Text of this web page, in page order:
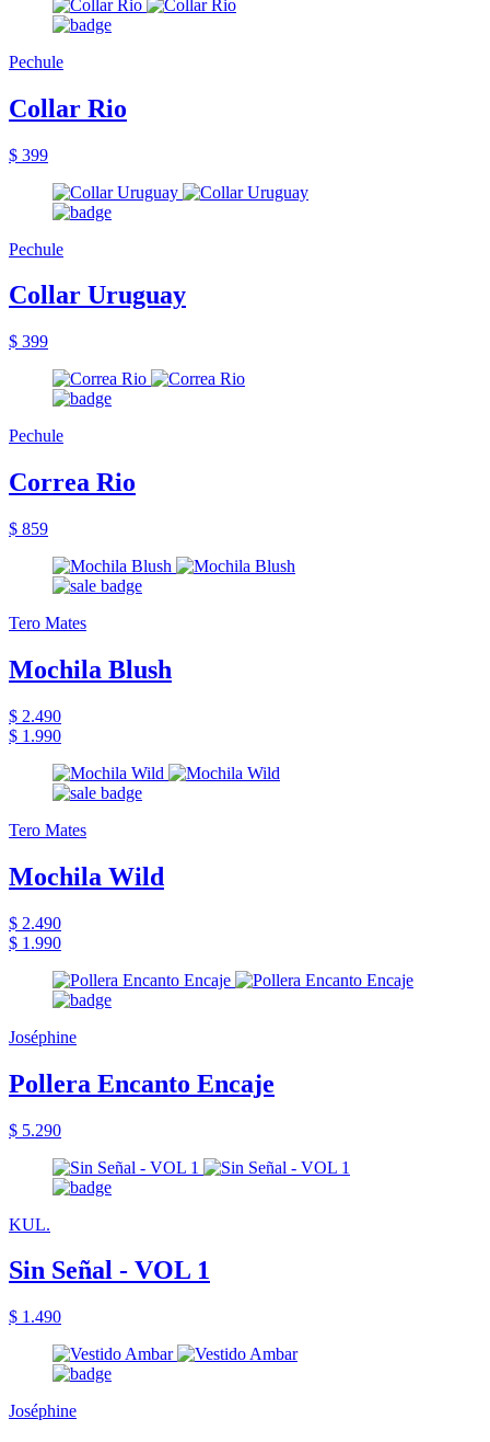
Pechule
Collar Rio
$ 399
Pechule
Collar Uruguay
$ 399
Pechule
Correa Rio
$ 859
Tero Mates
Mochila Blush
$ 2.490
$ 1.990
Tero Mates
Mochila Wild
$ 2.490
$ 1.990
Joséphine
Pollera Encanto Encaje
$ 5.290
KUL.
Sin Señal - VOL 1
$ 1.490
Joséphine